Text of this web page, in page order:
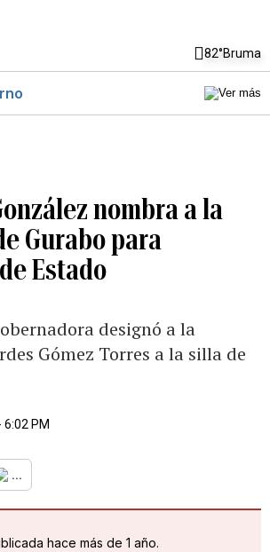
82°Bruma
nombra a la
Gurabo para
Estado
designó a la
Gómez Torres a la silla de
PM
...
hace más de 1 año.